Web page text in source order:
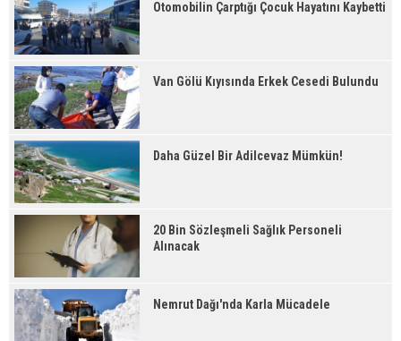
Otomobilin Çarptığı Çocuk Hayatını Kaybetti
Van Gölü Kıyısında Erkek Cesedi Bulundu
Daha Güzel Bir Adilcevaz Mümkün!
20 Bin Sözleşmeli Sağlık Personeli
Alınacak
Nemrut Dağı'nda Karla Mücadele